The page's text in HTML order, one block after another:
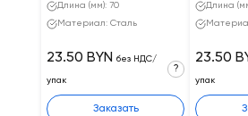
Длина (мм): 70
Материал: Сталь
23.50 BYN без НДС/
упак
?
Заказать
Длина
23.50
упак